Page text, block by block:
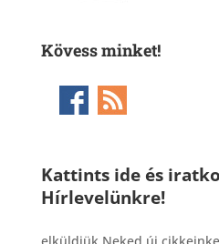
Kövess minket!
Kattints ide és
Hírlevelünkre!